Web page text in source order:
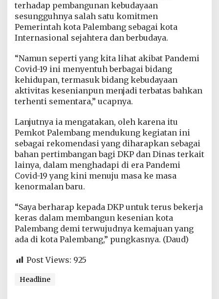
terhadap pembangunan kebudayaan
sesungguhnya salah satu komitmen
Pemerintah kota Palembang sebagai kota
Internasional sejahtera dan berbudaya.
“Namun seperti yang kita lihat akibat Pandemi
Covid-19 ini menyentuh berbagai bidang
kehidupan, termasuk bidang kebudayaan
aktivitas kesenianpun menjadi terbatas bahkan
terhenti sementara,” ucapnya.
Lanjutnya ia mengatakan, oleh karena itu
Pemkot Palembang mendukung kegiatan ini
sebagai rekomendasi yang diharapkan sebagai
bahan pertimbangan bagi DKP dan Dinas terkait
lainya, dalam menghadapi di era Pandemi
Covid-19 yang kini menuju masa ke masa
kenormalan baru.
“Saya berharap kepada DKP untuk terus bekerja
keras dalam membangun kesenian kota
Palembang demi terwujudnya kemajuan yang
ada di kota Palembang,” pungkasnya. (Daud)
Post Views: 925
Headline